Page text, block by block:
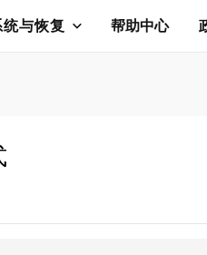
统与恢复 帮助中心